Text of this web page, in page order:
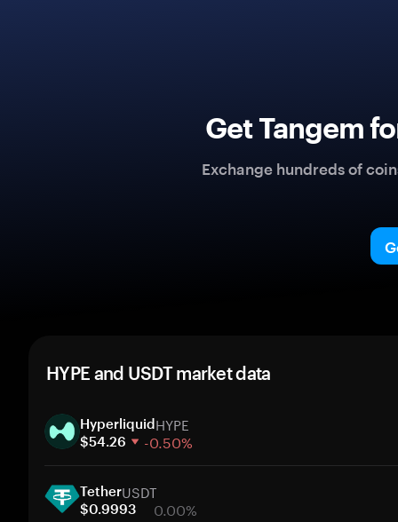
Get Tangem
Exchange hundreds of
HYPE and USDT market data
HyperliquidHYPE
$54.26 -0.50%
30 days
Market cap
TetherUSDT
$0.9993 0.00%